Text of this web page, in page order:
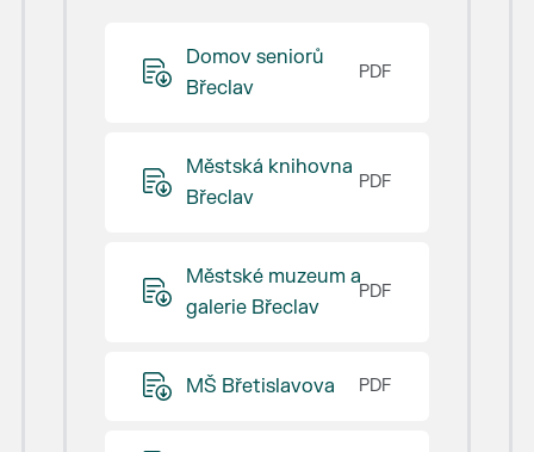
Domov seniorů
Břeclav
Městská knihovna
Břeclav
Městské muzeum a
galerie Břeclav
MŠ Břetislavova